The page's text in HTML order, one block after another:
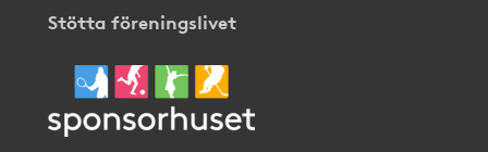
Stötta föreningslivet